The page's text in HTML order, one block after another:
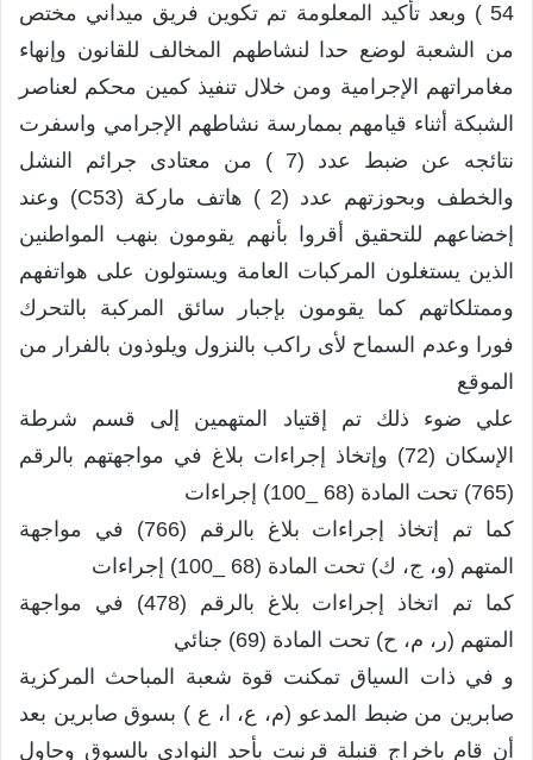
54 ) وبعد تأكيد المعلومة تم تكوين فريق ميداني مختص
من الشعبة لوضع حدا لنشاطهم المخالف للقانون وإنهاء
مغامراتهم الإجرامية ومن خلال تنفيذ كمين محكم لعناصر
الشبكة أثناء قيامهم بممارسة نشاطهم الإجرامي واسفرت
نتائجه عن ضبط عدد (7 ) من معتادى جرائم النشل
والخطف وبحوزتهم عدد (2 ) هاتف ماركة (C53) وعند
إخضاعهم للتحقيق أقروا بأنهم يقومون بنهب المواطنين
الذين يستغلون المركبات العامة ويستولون على هواتفهم
وممتلكاتهم كما يقومون بإجبار سائق المركبة بالتحرك
فورا وعدم السماح لأى راكب بالنزول ويلوذون بالفرار من
الموقع
علي ضوء ذلك تم إقتياد المتهمين إلى قسم شرطة
الإسكان (72) وإتخاذ إجراءات بلاغ في مواجهتهم بالرقم
(765) تحت المادة (68 _100) إجراءات
كما تم إتخاذ إجراءات بلاغ بالرقم (766) في مواجهة
المتهم (و، ج، ك) تحت المادة (68 _100) إجراءات
كما تم اتخاذ إجراءات بلاغ بالرقم (478) في مواجهة
المتهم (ر، م، ح) تحت المادة (69) جنائي
و في ذات السياق تمكنت قوة شعبة المباحث المركزية
صابرين من ضبط المدعو (م، ع، ا، ع ) بسوق صابرين بعد
أن قام باخراج قنبلة قرنيت بأحد النوادى بالسوق وحاول